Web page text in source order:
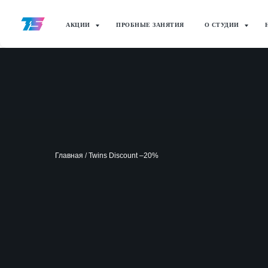
АКЦИИ ПРОБНЫЕ ЗАНЯТИЯ О СТУДИИ
Главная /Twins Discount –20%